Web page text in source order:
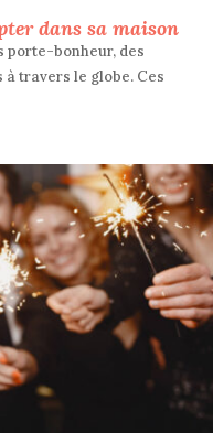
dans sa maison
porte-bonheur, des
travers le globe. Ces